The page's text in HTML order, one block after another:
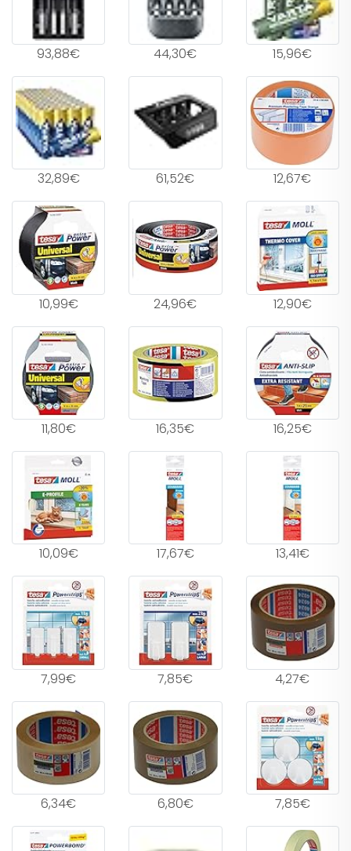
93,88€ 44,30€ 15,96€
32,89€ 61,52€ 12,67€
10,99€ 24,96€ 12,90€
11,80€ 16,35€ 16,25€
10,09€ 17,67€ 13,41€
7,99€ 7,85€ 4,27€
6,34€ 6,80€ 7,85€